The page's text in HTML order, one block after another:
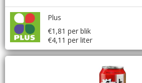
Plus
€1,81 per blik
€4,11 per liter